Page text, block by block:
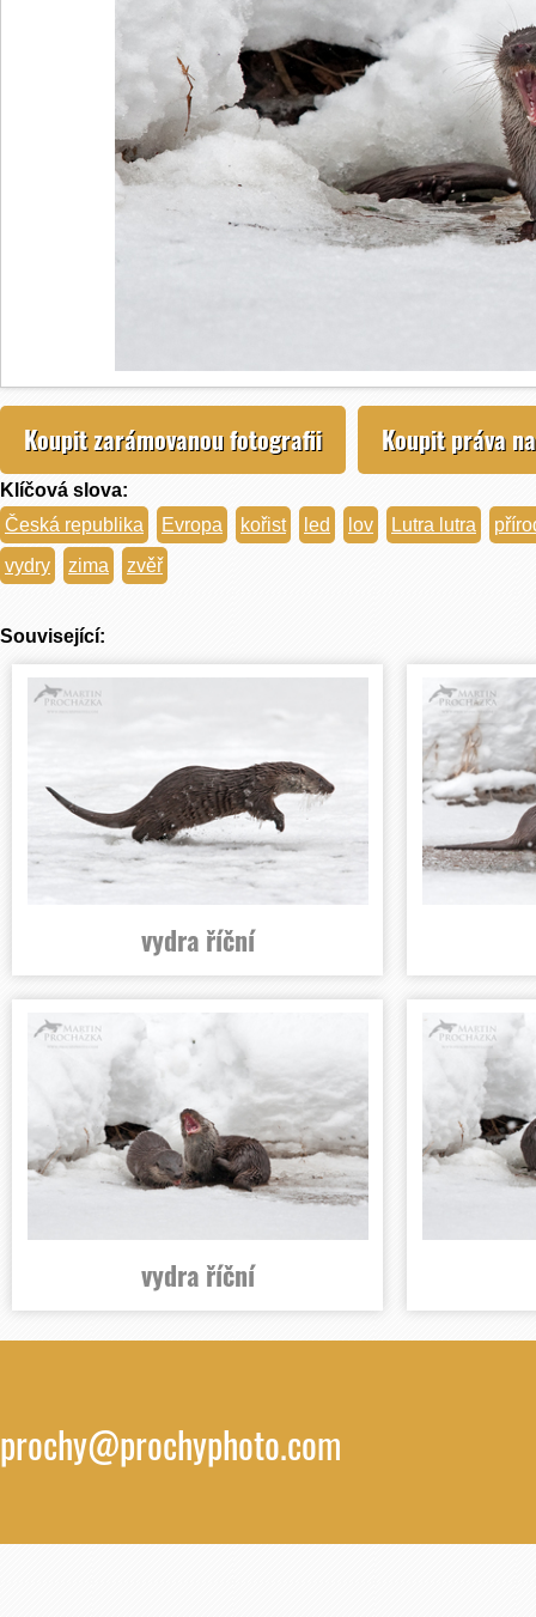
Koupit zarámovanou fotografii Koupit práva
Klíčová slova:
Česká republika
Evropa kořist led lov Lutra lutra
vydry
zima zvěř
Související:
vydra říční
vydra říční
prochy@prochyphoto.com